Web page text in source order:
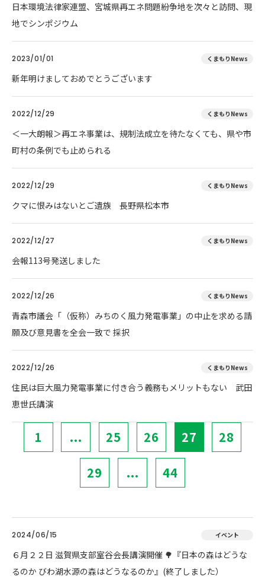
日本環境法律家連盟、宮城県再エネ問題紛争地を次々と訪問、現
地でシンポジウム
2023/01/01 くまもりNews
新年明けましておめでとうございます
2022/12/29 くまもりNews
＜一大朗報＞再エネ事業は、規制法成立を待たなくても、県や市
町村の条例でも止められる
2022/12/29 くまもりNews
クマに恨みはないとご遺族 長野県松本市
2022/12/27 くまもりNews
会報113号発送しました
2022/12/26 くまもりNews
青森市議会「（仮称）みちのく風力発電事業」の中止を求める請
願及び意見書を全会一致で 採択
2022/12/26 くまもりNews
住民は巨大風力発電事業に付き合う義務もメリットもない 武田
恵世氏講演
1 ... 25 26 27 28
29 ... 44
2024/06/15 イベント
６月２２日 滋賀県支部室谷会長講演開催 🌳『日本の森はどうな
るのか びわ湖水源の森はどうなるのか』(終了しました）